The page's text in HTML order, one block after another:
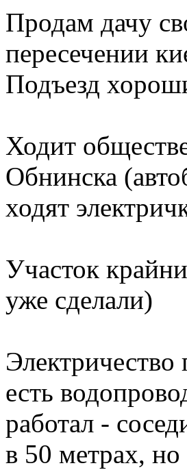
Продам дачу
пересечении
Подъезд
Ходит
Обнинска
ходят
Участок
уже сделали)
Электричество
есть
работал -
в 50 метрах,